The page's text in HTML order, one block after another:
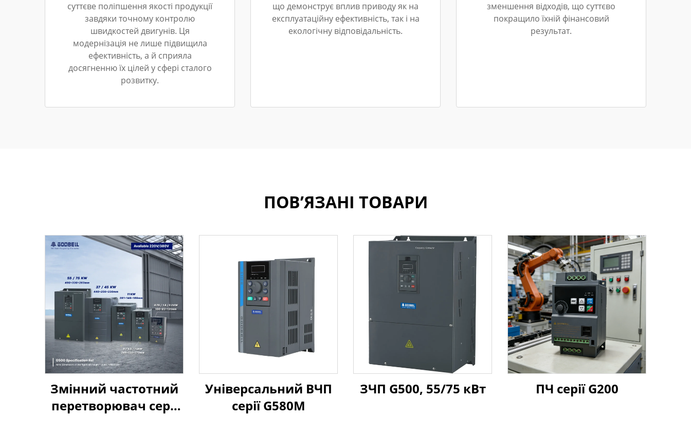
суттєве поліпшення якості продукції
завдяки точному контролю
швидкостей двигунів. Ця
модернізація не лише підвищила
ефективність, а й сприяла
досягненню їх цілей у сфері сталого
розвитку.
що демонструє вплив приводу як на
експлуатаційну ефективність, так і на
екологічну відповідальність.
зменшення відходів, що суттєво
покращило їхній фінансовий
результат.
ПОВ’ЯЗАНІ ТОВАРИ
Змінний частотний
перетворювач серії
Універсальний ВЧП
серії G580M
ЗЧП G500, 55/75 кВт ПЧ серії G200